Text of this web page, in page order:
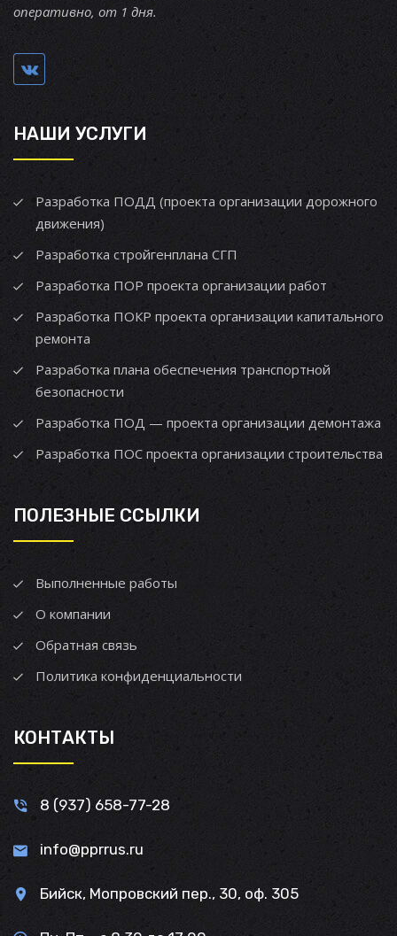
оперативно, от 1 дня.
НАШИ УСЛУГИ
Разработка ПОДД (проекта организации дорожного
движения)
Разработка стройгенплана СГП
Разработка ПОР проекта организации работ
Разработка ПОКР проекта организации капитального
ремонта
Разработка плана обеспечения транспортной
безопасности
Разработка ПОД — проекта организации демонтажа
Разработка ПОС проекта организации строительства
ПОЛЕЗНЫЕ ССЫЛКИ
Выполненные работы
О компании
Обратная связь
Политика конфиденциальности
КОНТАКТЫ
8 (937) 658-77-28
info@pprrus.ru
Бийск, Мопровский пер., 30, оф. 305